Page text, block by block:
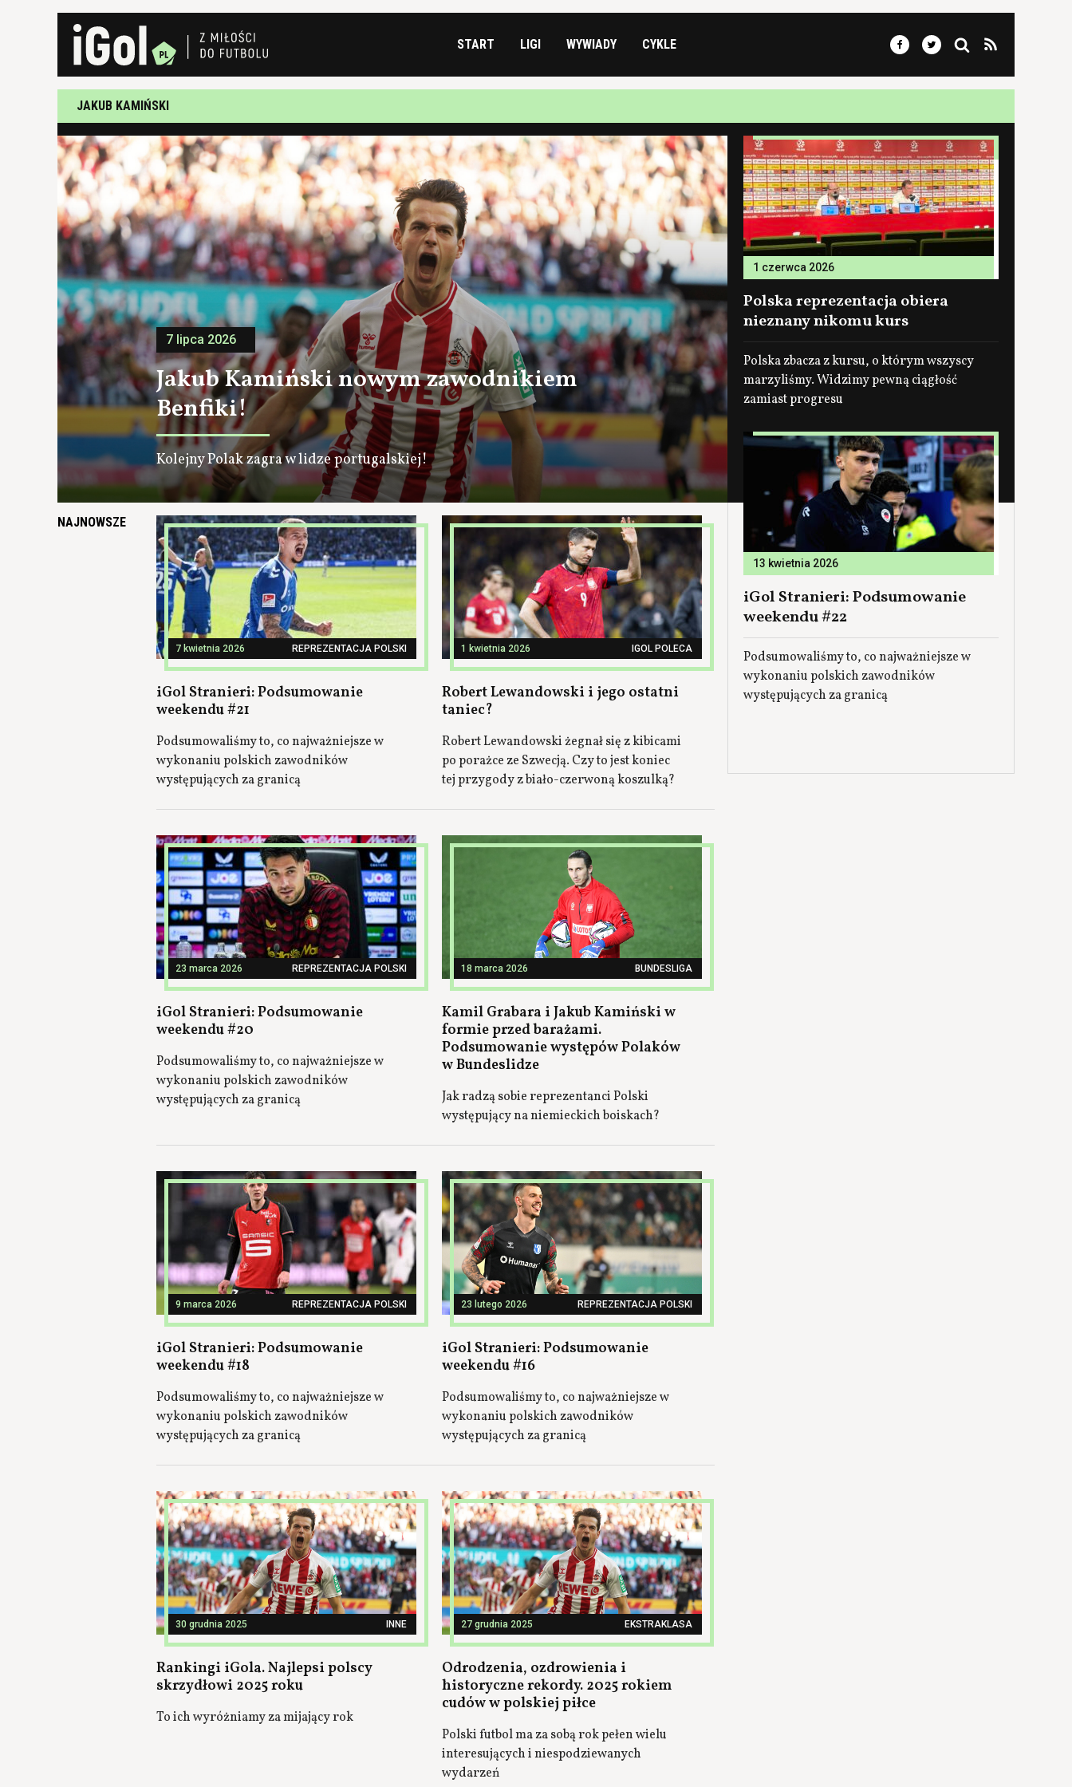
START LIGI WYWIADY CYKLE
JAKUB KAMIŃSKI
7 lipca 2026
Jakub Kamiński nowym zawodnikiem
Benfiki!
Kolejny Polak zagra w lidze portugalskiej!
1 czerwca 2026
Polska reprezentacja obiera
nieznany nikomu kurs
Polska zbacza z kursu, o którym wszyscy
marzyliśmy. Widzimy pewną ciągłość
zamiast progresu
13 kwietnia 2026
iGol Stranieri: Podsumowanie
weekendu #22
Podsumowaliśmy to, co najważniejsze w
wykonaniu polskich zawodników
występujących za granicą
NAJNOWSZE
7 kwietnia 2026 REPREZENTACJA POLSKI
iGol Stranieri: Podsumowanie
weekendu #21
Podsumowaliśmy to, co najważniejsze w
wykonaniu polskich zawodników
występujących za granicą
1 kwietnia 2026 IGOL POLECA
Robert Lewandowski i jego ostatni
taniec?
Robert Lewandowski żegnał się z kibicami
po porażce ze Szwecją. Czy to jest koniec
tej przygody z biało-czerwoną koszulką?
23 marca 2026 REPREZENTACJA POLSKI
iGol Stranieri: Podsumowanie
weekendu #20
Podsumowaliśmy to, co najważniejsze w
wykonaniu polskich zawodników
występujących za granicą
18 marca 2026 BUNDESLIGA
Kamil Grabara i Jakub Kamiński w
formie przed barażami.
Podsumowanie występów Polaków
w Bundeslidze
Jak radzą sobie reprezentanci Polski
występujący na niemieckich boiskach?
9 marca 2026 REPREZENTACJA POLSKI
iGol Stranieri: Podsumowanie
weekendu #18
Podsumowaliśmy to, co najważniejsze w
wykonaniu polskich zawodników
występujących za granicą
23 lutego 2026 REPREZENTACJA POLSKI
iGol Stranieri: Podsumowanie
weekendu #16
Podsumowaliśmy to, co najważniejsze w
wykonaniu polskich zawodników
występujących za granicą
30 grudnia 2025 INNE
Rankingi iGola. Najlepsi polscy
skrzydłowi 2025 roku
To ich wyróżniamy za mijający rok
27 grudnia 2025 EKSTRAKLASA
Odrodzenia, ozdrowienia i
historyczne rekordy. 2025 rokiem
cudów w polskiej piłce
Polski futbol ma za sobą rok pełen wielu
interesujących i niespodziewanych
wydarzeń